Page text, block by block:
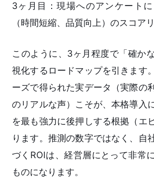
3ヶ月目：現場へのアンケート
（時間短縮、品質向上）のスコア
このように、3ヶ月程度で「確か
視化するロードマップを引きます
ーズで得られた実データ（実際の
のリアルな声）こそが、本格導入
を最も強力に後押しする根拠（エ
ります。推測の数字ではなく、自
づくROIは、経営層にとって非常
ものになります。